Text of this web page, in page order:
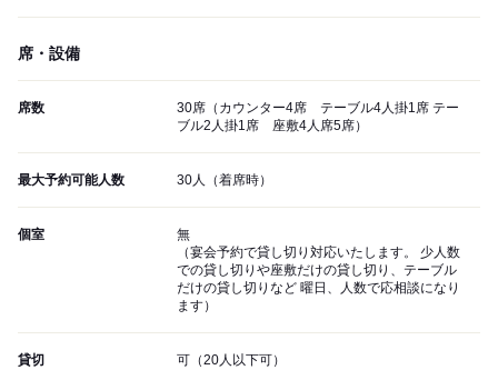
席・設備
席数
30席（カウンター4席 テーブル4人掛1席 テー
ブル2人掛1席 座敷4人席5席）
最大予約可能人数 30人（着席時）
個室
無
（宴会予約で貸し切り対応いたします。 少人数
での貸し切りや座敷だけの貸し切り、テーブル
だけの貸し切りなど 曜日、人数で応相談になり
ます）
貸切 可（20人以下可）